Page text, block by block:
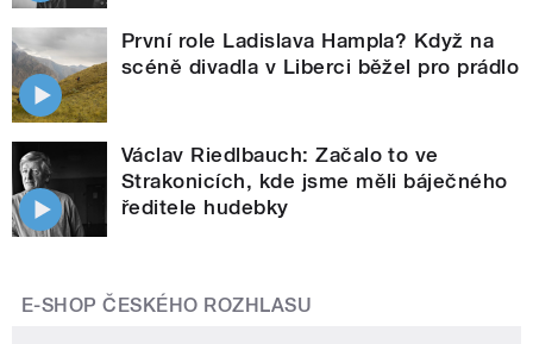
První role Ladislava Hampla? Když na
scéně divadla v Liberci běžel pro prádlo
Václav Riedlbauch: Začalo to ve
Strakonicích, kde jsme měli báječného
ředitele hudebky
E-SHOP ČESKÉHO ROZHLASU